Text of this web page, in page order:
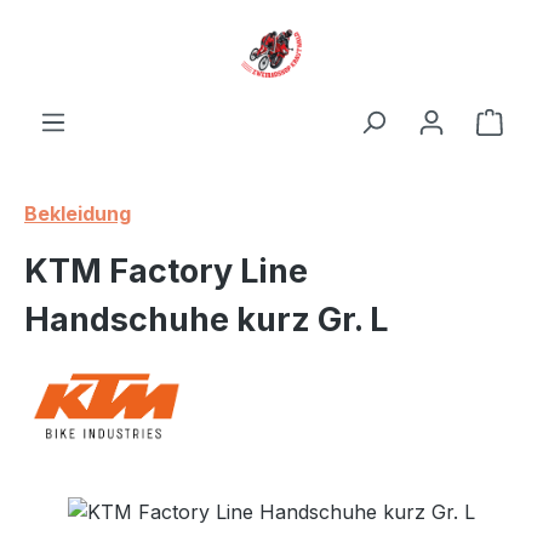
Bekleidung
KTM Factory Line
Handschuhe kurz Gr. L
Bildergalerie überspringen